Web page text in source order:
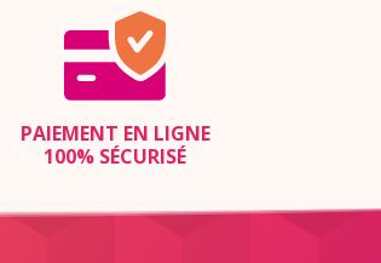
PAIEMENT EN LIGNE
100% SÉCURISÉ